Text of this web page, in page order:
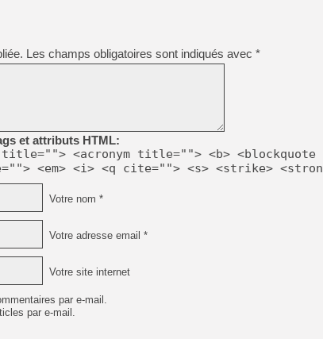
[Mo5] Deux inédits du
[GK] Le beat'em up The
[GK] Endless Legend 2 :
[LS] [PS5] Le WebKit
[GK] Oubliez Crazy Taxi,
[LS] [Switch] NSZ 5.0.0
[GK] No More Room in
[GK] Un chatbot Atelier
[GK] Mémoire cash -
[GK] Nvidia : le prix des
[GK] Suikoden Star Leap
[Mo5] La mini borne
Les champs obligatoires sont indiqués avec *
et attributs HTML:
<acronym title=""> <b> <blockquote
<em> <i> <q cite=""> <s> <strike>
Votre nom *
Votre adresse email *
Votre site internet
par e-mail.
par e-mail.